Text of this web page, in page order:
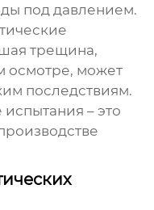
под давлением.
трещина,
осмотре, может
последствиям.
испытания – это